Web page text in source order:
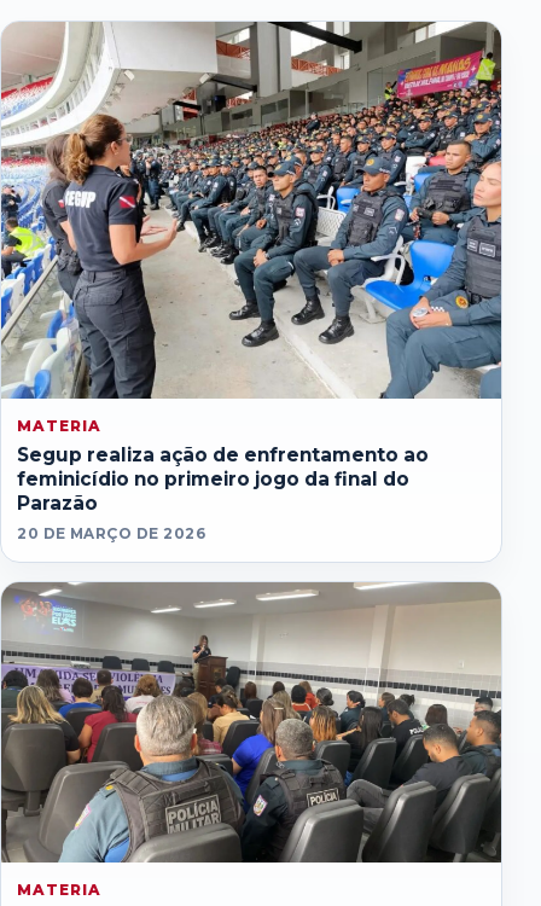
MATERIA
Segup realiza ação de enfrentamento ao
feminicídio no primeiro jogo da final do
Parazão
20 DE MARÇO DE 2026
MATERIA